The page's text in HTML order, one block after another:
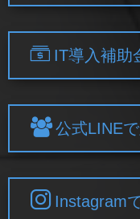
IT導入補助
公式LINE
Instagram